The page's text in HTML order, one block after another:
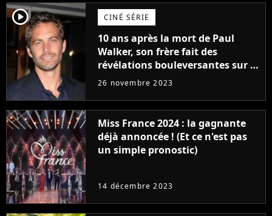
player2 CINÉ SÉRIE
10 ans après la mort de Paul
Walker, son frère fait des
révélations bouleversantes sur la
réaction des acteurs de Fast and
26 novembre 2023
Miss France 2024 : la gagnante
déjà annoncée ! (Et ce n'est pas
un simple pronostic)
14 décembre 2023